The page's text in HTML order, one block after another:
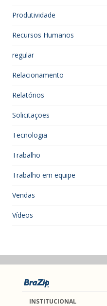
Produtividade
Recursos Humanos
regular
Relacionamento
Relatórios
Solicitações
Tecnologia
Trabalho
Trabalho em equipe
Vendas
Vídeos
INSTITUCIONAL